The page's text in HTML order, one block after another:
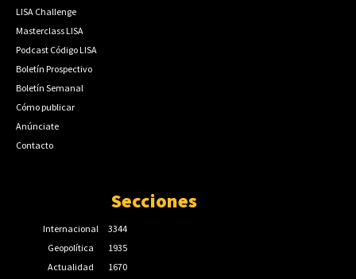
LISA Challenge
Masterclass LISA
Podcast Código LISA
Boletín Prospectivo
Boletín Semanal
Cómo publicar
Anúnciate
Contacto
Secciones
Internacional
3344
Geopolítica
1935
Actualidad
1670